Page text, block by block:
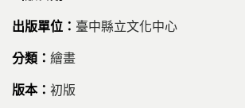
臺中縣立文化中心
繪畫
初版